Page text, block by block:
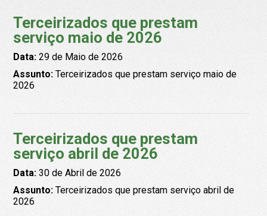
Terceirizados que prestam
serviço maio de 2026
Data:29 de Maio de 2026
Assunto:Terceirizados que prestam serviço maio de
2026
Terceirizados que prestam
serviço abril de 2026
Data:30 de Abril de 2026
Assunto:Terceirizados que prestam serviço abril de
2026